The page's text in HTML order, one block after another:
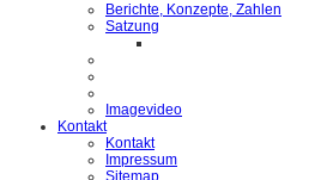
Berichte, Konzepte, Zahlen
Satzung
Imagevideo
Kontakt
Kontakt
Impressum
Sitemap